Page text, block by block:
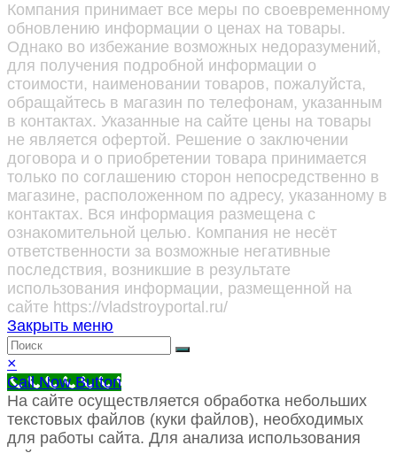
Компания принимает все меры по своевременному
обновлению информации о ценах на товары.
Однако во избежание возможных недоразумений,
для получения подробной информации о
стоимости, наименовании товаров, пожалуйста,
обращайтесь в магазин по телефонам, указанным
в контактах. Указанные на сайте цены на товары
не является офертой. Решение о заключении
договора и о приобретении товара принимается
только по соглашению сторон непосредственно в
магазине, расположенном по адресу, указанному в
контактах. Вся информация размещена с
ознакомительной целью. Компания не несёт
ответственности за возможные негативные
последствия, возникшие в результате
использования информации, размещенной на
сайте https://vladstroyportal.ru/
Закрыть меню
×
Call Now Button
На сайте осуществляется обработка небольших
текстовых файлов (куки файлов), необходимых
для работы сайта. Для анализа использования